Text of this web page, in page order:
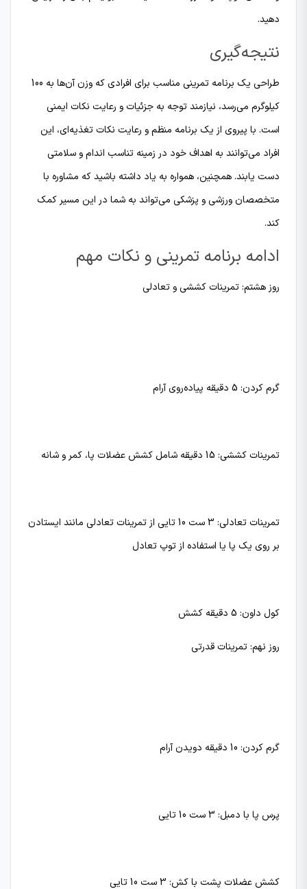
دهید.
نتیجه‌گیری
طراحی یک برنامه تمرینی مناسب برای افرادی که وزن آن‌ها به 100
کیلوگرم می‌رسد، نیازمند توجه به جزئیات و رعایت نکات ایمنی
است. با پیروی از یک برنامه منظم و رعایت نکات تغذیه‌ای، این
افراد می‌توانند به اهداف خود در زمینه تناسب اندام و سلامتی
دست یابند. همچنین، همواره به یاد داشته باشید که مشاوره با
متخصصان ورزشی و پزشکی می‌تواند به شما در این مسیر کمک
کند.
ادامه برنامه تمرینی و نکات مهم
روز هشتم: تمرینات کششی و تعادلی
گرم کردن: 5 دقیقه پیاده‌روی آرام
تمرینات کششی: 15 دقیقه شامل کشش عضلات پا، کمر و شانه
تمرینات تعادلی: 3 ست 10 تایی از تمرینات تعادلی مانند ایستادن
بر روی یک پا یا استفاده از توپ تعادل
کول داون: 5 دقیقه کشش
روز نهم: تمرینات قدرتی
گرم کردن: 10 دقیقه دویدن آرام
پرس پا با دمبل: 3 ست 10 تایی
کشش عضلات پشت با کش: 3 ست 10 تایی